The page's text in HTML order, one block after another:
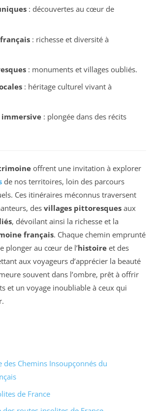
: découvertes au cœur de
: richesse et diversité à
: monuments et villages oubliés.
: héritage culturel vivant à
: plongée dans des récits
offrent une invitation à explorer
de nos territoires, loin des parcours
Ces itinéraires méconnus traversent
des villages pittoresques aux
, dévoilant ainsi la richesse et la
français. Chaque chemin emprunté
plonger au cœur de l’histoire et des
aux voyageurs d’apprécier la beauté
souvent dans l’ombre, prêt à offrir
et un voyage inoubliable à ceux qui
des Chemins Insoupçonnés du
de France